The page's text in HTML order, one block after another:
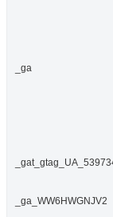
_ga
_ga_WW6HWGNJV2